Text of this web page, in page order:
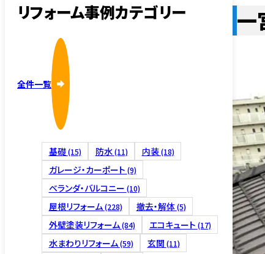
屋根
リフォーム事例カテゴリー
全件一覧
基礎(15) 防水(11) 内装(18)
ガレージ・カーポート (9)
ベランダ・バルコニー (10)
屋根リフォーム(228) 撤去・解体(5)
外壁塗装リフォーム(84) エコキュート (17)
水まわりリフォーム(59) 玄関 (11)